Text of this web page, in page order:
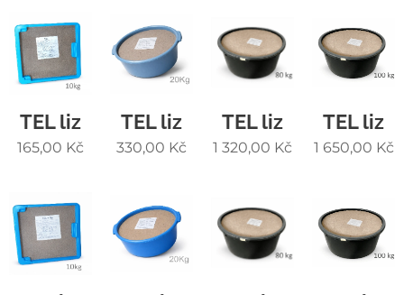
TEL liz
165,00 Kč
TEL liz
330,00 Kč
TEL liz
1 320,00 Kč
TEL liz
1 650,00 Kč